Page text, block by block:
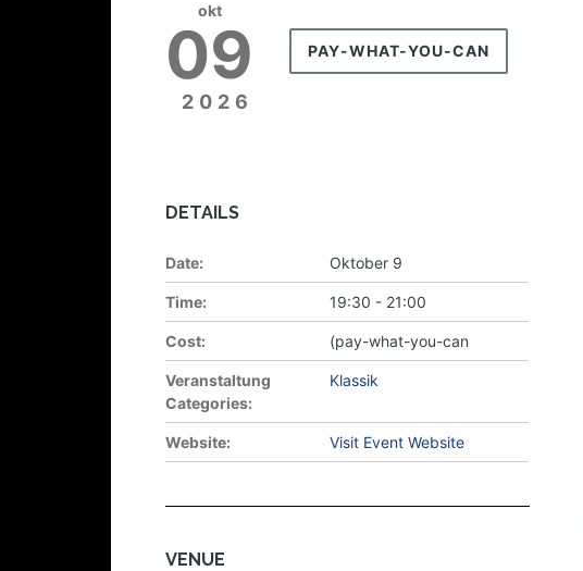
okt
09
2026
PAY-WHAT-YOU-CAN
DETAILS
Date: Oktober 9
Time: 19:30 - 21:00
Cost: (pay-what-you-can
Veranstaltung
Categories:
Klassik
Website: Visit Event Website
VENUE